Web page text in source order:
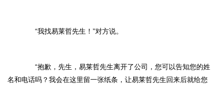
“我找易莱哲先生！”对方说。
“抱歉，先生，易莱哲先生离开了公司，您可以告知您的姓
名和电话吗？我会在这里留一张纸条，让易莱哲先生回来后就给您